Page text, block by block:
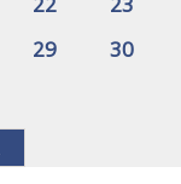
29
30